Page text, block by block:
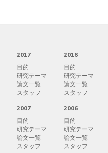
2017
目的
研究テーマ
論文一覧
スタッフ
2016
目的
研究テーマ
論文一覧
スタッフ
2007
目的
研究テーマ
論文一覧
スタッフ
2006
目的
研究テーマ
論文一覧
スタッフ